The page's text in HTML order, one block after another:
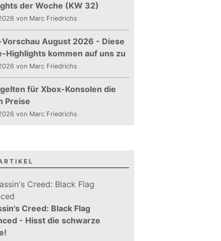
der Woche (KW 32)
von Marc Friedrichs
August 2026 - Diese
Highlights kommen auf uns zu
von Marc Friedrichs
für Xbox-Konsolen die
Preise
von Marc Friedrichs
Creed: Black Flag
- Hisst die schwarze